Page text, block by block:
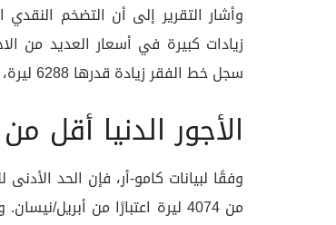
وأشار التقرير إلى أن التضخم
زيادات كبيرة في أسعار العديد من
سجل خط الفقر زيادة قدرها 6288 ليرة، بينما ارتفع خط الفقر المدقع بمقدار 21208 ليرة.
الأجور الدنيا أقل
من 4074 ليرة اعتبارًا من